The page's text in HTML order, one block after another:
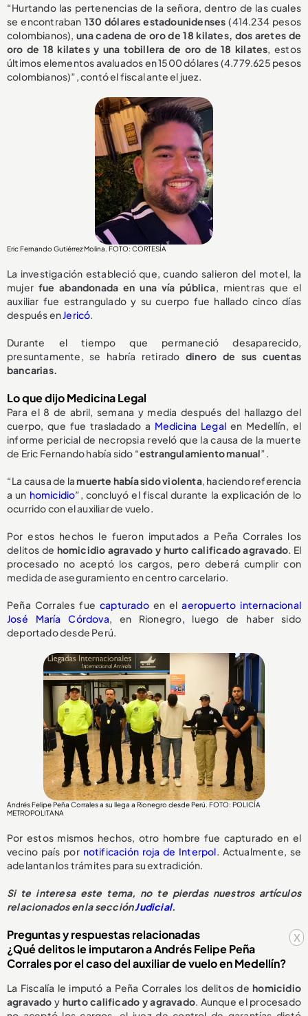
x
“Hurtando las pertenencias de la señora, dentro de las cuales
se encontraban 130 dólares estadounidenses (414.234 pesos
colombianos),una cadena de oro de 18 kilates, dos aretes de
oro de 18 kilates y una tobillera de oro de 18 kilates , estos
últimos elementos avaluados en 1500 dólares (4.779.625 pesos
colombianos)”, contó el fiscal ante el juez.
Eric Fernando Gutiérrez Molina. FOTO: CORTESÍA
La investigación estableció que, cuando salieron del motel, la
mujer fue abandonada en una vía pública , mientras que el
auxiliar fue estrangulado y su cuerpo fue hallado cinco días
después en Jericó
Durante el tiempo que permaneció desaparecido,
presuntamente, se habría retirado dinero de sus cuentas
bancarias.
Lo que dijo Medicina Legal
Para el 8 de abril, semana y media después del hallazgo del
cuerpo, que fue trasladado a Medicina Legal en Medellín, el
informe pericial de necropsia reveló que la causa de la muerte
de Eric Fernando había sido “estrangulamiento manual”.
“La causa de lamuerte había sido violenta, haciendo referencia
a un homicidio”, concluyó el fiscal durante la explicación de lo
ocurrido con el auxiliar de vuelo.
Por estos hechos le fueron imputados a Peña Corrales los
delitos de homicidio agravado y hurto calificado agravado. El
procesado no aceptó los cargos, pero deberá cumplir con
medida de aseguramiento en centro carcelario.
Peña Corrales fue capturadoen elaeropuerto internacional
José María Córdova , en Rionegro
luego de haber sido
deportado desde Perú.
Andrés Felipe Peña Corrales a su llega a Rionegro desde Perú. FOTO: POLICÍA
METROPOLITANA
Por estos mismos hechos, otro hombre fue capturado en el
vecino país por notificación roja de Interpol . Actualmente, se
adelantan los trámites para su extradición.
Si te interesa este tema, no te pierdas nuestros artículos
relacionados en la sección Judicial.
Preguntas y respuestas relacionadas
¿Qué delitos le imputaron a Andrés Felipe Peña
Corrales por el caso del auxiliar de vuelo en Medellín?
La Fiscalía le imputó a Peña Corrales los delitos dehomicidio
agravado y hurto calificado y agravado. Aunque el procesado